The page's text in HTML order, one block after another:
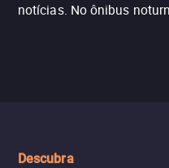
notícias. No ônibus
Descubra